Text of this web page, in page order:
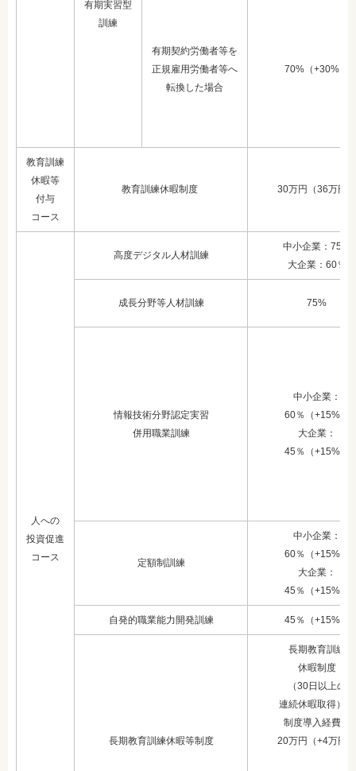
有期実習型
訓練
有期契約労働者等を
正規雇用労働者等へ
転換した場合
70%（+30%）
教育訓練
休暇等
付与
コース
教育訓練休暇制度 30万円（36万円）
人への
投資促進
コース
高度デジタル人材訓練
中小企業：75%
大企業：60％
成長分野等人材訓練 75%
情報技術分野認定実習
併用職業訓練
中小企業：
60％（+15%）
大企業：
45％（+15%）
定額制訓練
中小企業：
60％（+15%）
大企業：
45％（+15%）
自発的職業能力開発訓練 45％（+15%）
長期教育訓練休暇等制度
長期教育訓練
休暇制度
（30日以上の
連続休暇取得）：
制度導入経費：
20万円（+4万円）